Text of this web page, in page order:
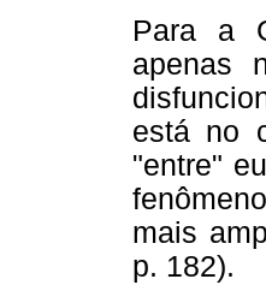
Para a
apenas
está no
"entre"
mais
p. 182).